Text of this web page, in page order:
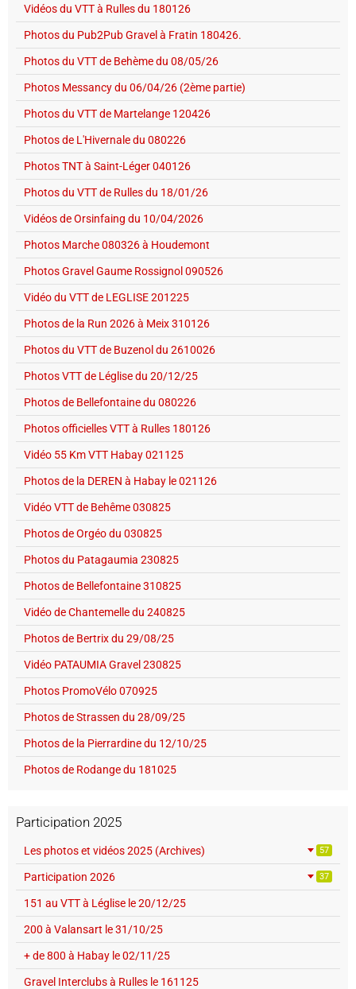
Vidéos du VTT à Rulles du 180126
Photos du Pub2Pub Gravel à Fratin 180426.
Photos du VTT de Behème du 08/05/26
Photos Messancy du 06/04/26 (2ème partie)
Photos du VTT de Martelange 120426
Photos de L'Hivernale du 080226
Photos TNT à Saint-Léger 040126
Photos du VTT de Rulles du 18/01/26
Vidéos de Orsinfaing du 10/04/2026
Photos Marche 080326 à Houdemont
Photos Gravel Gaume Rossignol 090526
Vidéo du VTT de LEGLISE 201225
Photos de la Run 2026 à Meix 310126
Photos du VTT de Buzenol du 2610026
Photos VTT de Léglise du 20/12/25
Photos de Bellefontaine du 080226
Photos officielles VTT à Rulles 180126
Vidéo 55 Km VTT Habay 021125
Photos de la DEREN à Habay le 021126
Vidéo VTT de Behême 030825
Photos de Orgéo du 030825
Photos du Patagaumia 230825
Photos de Bellefontaine 310825
Vidéo de Chantemelle du 240825
Photos de Bertrix du 29/08/25
Vidéo PATAUMIA Gravel 230825
Photos PromoVélo 070925
Photos de Strassen du 28/09/25
Photos de la Pierrardine du 12/10/25
Photos de Rodange du 181025
Participation 2025
Les photos et vidéos 2025 (Archives) 57
Participation 2026 37
151 au VTT à Léglise le 20/12/25
200 à Valansart le 31/10/25
+ de 800 à Habay le 02/11/25
Gravel Interclubs à Rulles le 161125